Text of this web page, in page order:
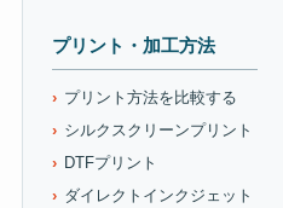
プリント・加工方法
プリント方法を比較する
シルクスクリーンプリント
DTFプリント
ダイレクトインクジェット